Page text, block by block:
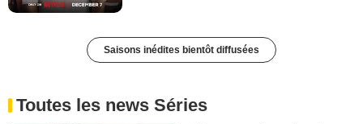
Saisons inédites bientôt diffusées
Toutes les news Séries